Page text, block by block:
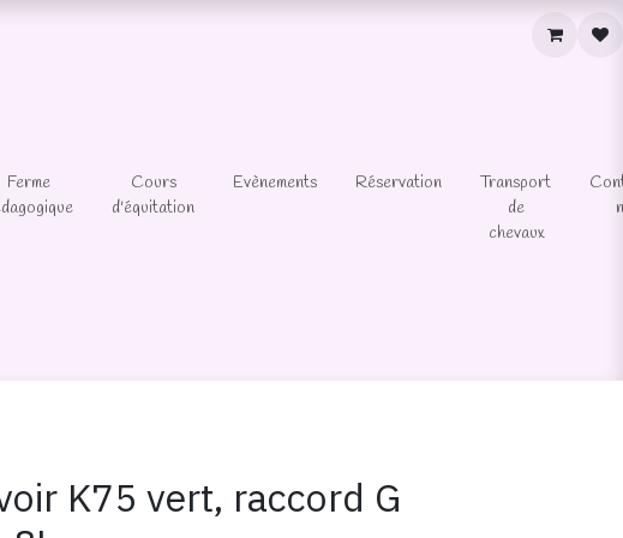
Ferme
Cours
d'équitation
Evènements Réservation
Transport
de
chevaux
K75 vert, raccord G